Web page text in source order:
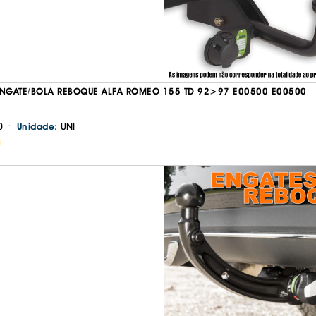
ALCATIFA
BORRACHA
BORRACHA
BOLA REBOQUE ALFA ROMEO 155 TD 92>97 E00500 E00500
· Unidade: UNI